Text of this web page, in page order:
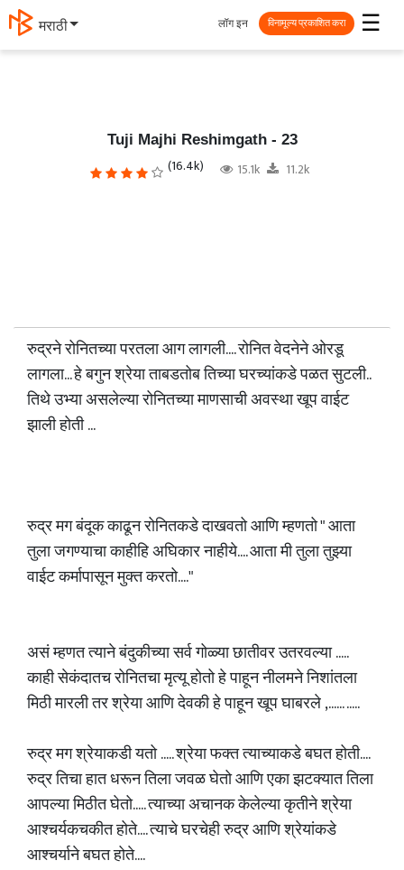
தமிழ் ☰
लॉग इन विनामूल्य प्रकाशित करा
Tuji Majhi Reshimgath - 23
(16.4k) 15.1k 11.2k
रुद्रने रोनितच्या परतला आग लागली.... रोनित वेदनेने ओरडू
लागला... हे बगुन श्रेया ताबडतोब तिच्या घरच्यांकडे पळत सुटली..
तिथे उभ्या असलेल्या रोनितच्या माणसाची अवस्था खूप वाईट
झाली होती ...
रुद्र मग बंदूक काढून रोनितकडे दाखवतो आणि म्हणतो " आता
तुला जगण्याचा काहीहि अघिकार नाहीये.... आता मी तुला तुझ्या
वाईट कर्मापासून मुक्त करतो...."
असं म्हणत त्याने बंदुकीच्या सर्व गोळ्या छातीवर उतरवल्या .....
काही सेकंदातच रोनितचा मृत्यू होतो हे पाहून नीलमने निशांतला
मिठी मारली तर श्रेया आणि देवकी हे पाहून खूप घाबरले ,...... .....
रुद्र मग श्रेयाकडी यतो ..... श्रेया फक्त त्याच्याकडे बघत होती....
रुद्र तिचा हात धरून तिला जवळ घेतो आणि एका झटक्यात तिला
आपल्या मिठीत घेतो..... त्याच्या अचानक केलेल्या कृतीने श्रेया
आश्चर्यकचकीत होते.... त्याचे घरचेही रुद्र आणि श्रेयांकडे
आश्चर्याने बघत होते....